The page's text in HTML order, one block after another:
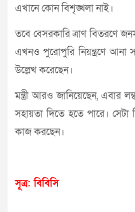
এখানে কোন বিশৃঙ্খলা নাই।
তবে বেসরকারি ত্রাণ বিতরণে
এখনও পুরোপুরি নিয়ন্ত্রণে আনা
উল্লেখ করেছেন।
মন্ত্রী আরও জানিয়েছেন, এবার
সহায়তা দিতে হতে পারে। সেটা
কাজ করছেন।
সূত্র: বিবিসি